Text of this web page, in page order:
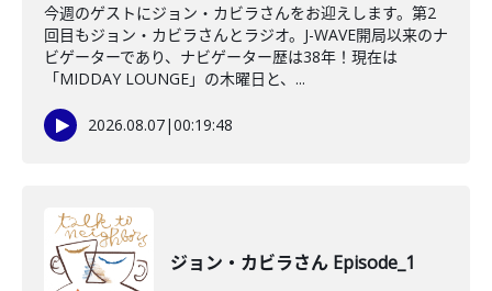
今週のゲストにジョン・カビラさんをお迎えします。第2
回目もジョン・カビラさんとラジオ。J-WAVE開局以来のナ
ビゲーターであり、ナビゲーター歴は38年！現在は
「MIDDAY LOUNGE」の木曜日と、...
2026.08.07|00:19:48
ジョン・カビラさん Episode_1